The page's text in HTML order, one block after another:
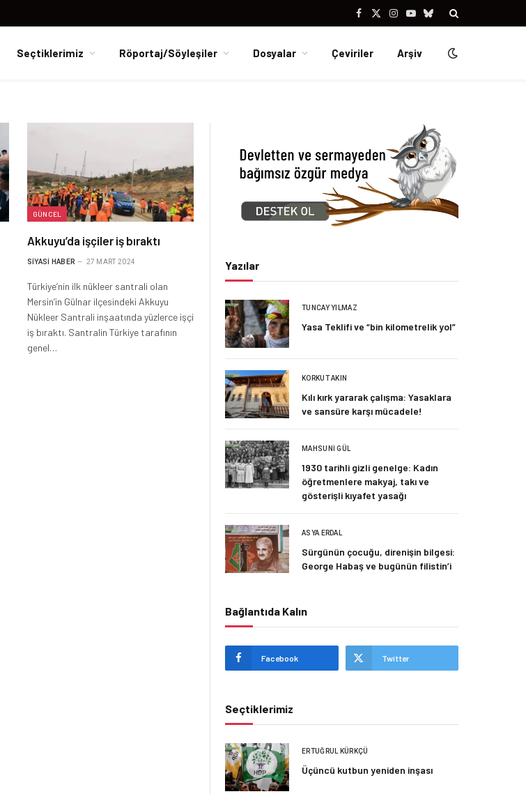
Facebook
X
Instagram
YouTubeBluesky
Seçtiklerimiz Röportaj/Söyleşiler Dosyalar Çeviriler Arşiv
GÜNCEL
Akkuyu’da işçiler iş bıraktı
SIYASI HABER 27 MART 2024
Türkiye’nin ilk nükleer santrali olan
Mersin’in Gülnar ilçesindeki Akkuyu
Nükleer Santrali inşaatında yüzlerce işçi
iş bıraktı. Santralin Türkiye tarafının
genel…
Yazılar
TUNCAY YILMAZ
Yasa Teklifi ve “bin kilometrelik yol”
KORKUT AKIN
Kılı kırk yararak çalışma: Yasaklara
ve sansüre karşı mücadele!
MAHSUNI GÜL
1930 tarihli gizli genelge: Kadın
öğretmenlere makyaj, takı ve
gösterişli kıyafet yasağı
ASYA ERDAL
Sürgünün çocuğu, direnişin bilgesi:
George Habaş ve bugünün filistin’i
Bağlantıda Kalın
Facebook Twitter
Seçtiklerimiz
ERTUĞRUL KÜRKÇÜ
Üçüncü kutbun yeniden inşası